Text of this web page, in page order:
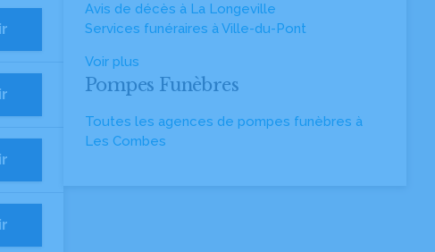
Avis de décès à La Longeville
Services funéraires à Ville-du-Pont
Voir plus
Pompes Funèbres
Toutes les agences de pompes funèbres à
Les Combes